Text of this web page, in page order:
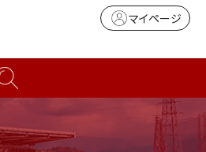
マイページ